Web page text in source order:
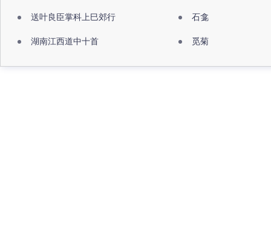
送叶良臣掌科上巳郊行 石龛
湖南江西道中十首 觅菊